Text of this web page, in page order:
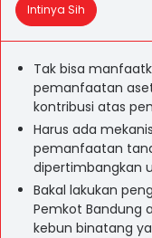
Intinya Sih
Tak bisa
pemanfaatan
kontribusi atas
Harus ada
pemanfaatan
dipertimbangkan
Bakal lakukan
Pemkot Bandung
kebun binatang